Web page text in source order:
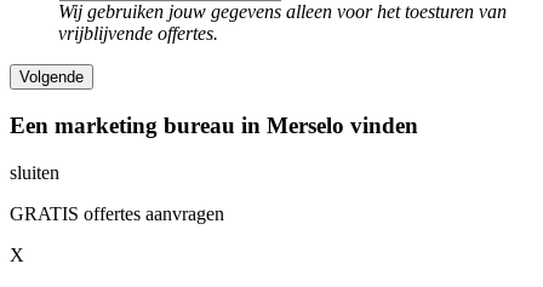
Wij gebruiken jouw gegevens alleen voor het toesturen van
vrijblijvende offertes.
Een marketing bureau in Merselo vinden
sluiten
GRATIS offertes aanvragen
X